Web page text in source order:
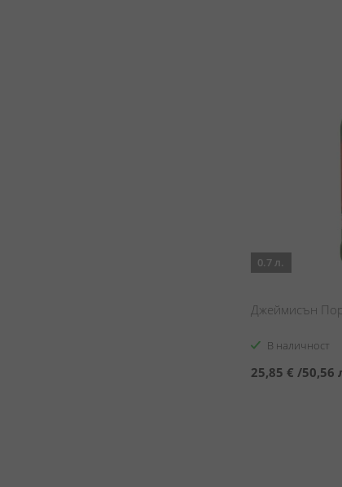
0.7 л.
Джеймисън
В наличност
25,85 € /50,56